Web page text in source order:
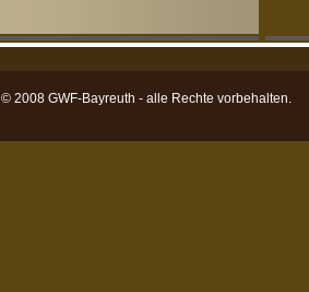
© 2008 GWF-Bayreuth - alle Rechte vorbehalten.